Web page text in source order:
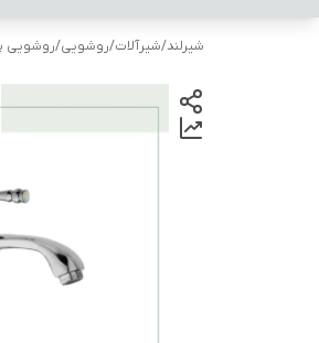
شیرلند/شیرآلات/روشویی/روشویی